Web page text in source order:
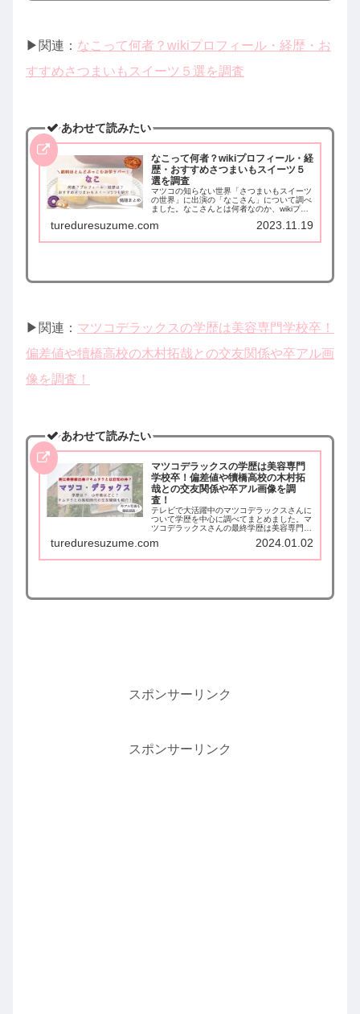
▶︎関連： なこって何者？wikiプロフィール・経歴・お
すすめさつまいもスイーツ５選を調査
あわせて読みたい
なこって何者？wikiプロフィール・経
歴・おすすめさつまいもスイーツ５
選を調査
マツコの知らない世界「さつまいもスイーツ
の世界」に出演の「なこさん」について調べ
ました。なこさんとは何者なのか、wikiプロ
で番宣にもピックアップされたさつまいもス
tureduresuzume.com 2023.11.19
▶︎関連： マツコデラックスの学歴は美容専門学校卒！
偏差値や犢橋高校の木村拓哉との交友関係や卒アル画
像を調査！
あわせて読みたい
マツコデラックスの学歴は美容専門
学校卒！偏差値や犢橋高校の木村拓
哉との交友関係や卒アル画像を調
査！
テレビで大活躍中のマツコデラックスさんに
ついて学歴を中心に調べてまとめました。マ
ツコデラックスさんの最終学歴は美容専門学
哉さんとの交友関係はあったのか、エピソー
ました。
tureduresuzume.com 2024.01.02
スポンサーリンク
スポンサーリンク